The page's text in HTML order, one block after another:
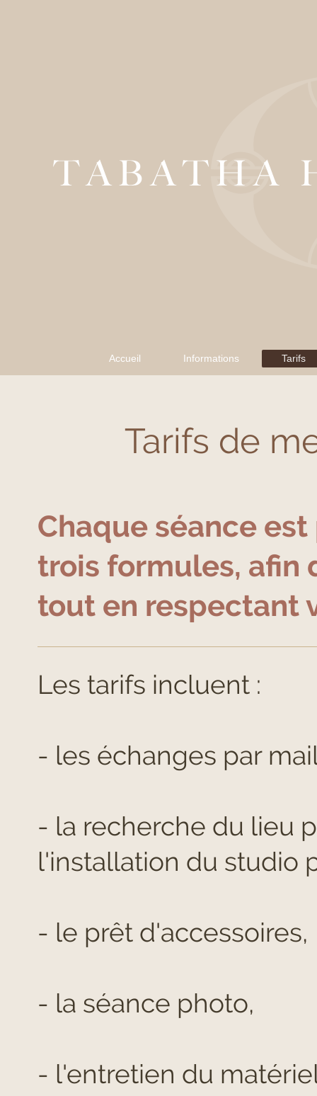
Accueil Informations Tarifs
Tarifs de
Chaque séance
trois formules, afin
tout en respectant
Les tarifs incluent :
- les échanges par
- la recherche du lieu
l'installation du studio
- le prêt d'accessoires,
- la séance photo,
- l'entretien du